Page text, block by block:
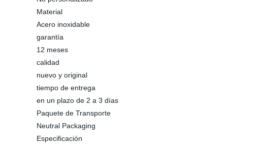
Material
Acero inoxidable
garantía
12 meses
calidad
nuevo y original
tiempo de entrega
en un plazo de 2 a 3 días
Paquete de Transporte
Neutral Packaging
Especificación